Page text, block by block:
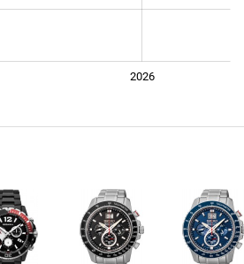
2026